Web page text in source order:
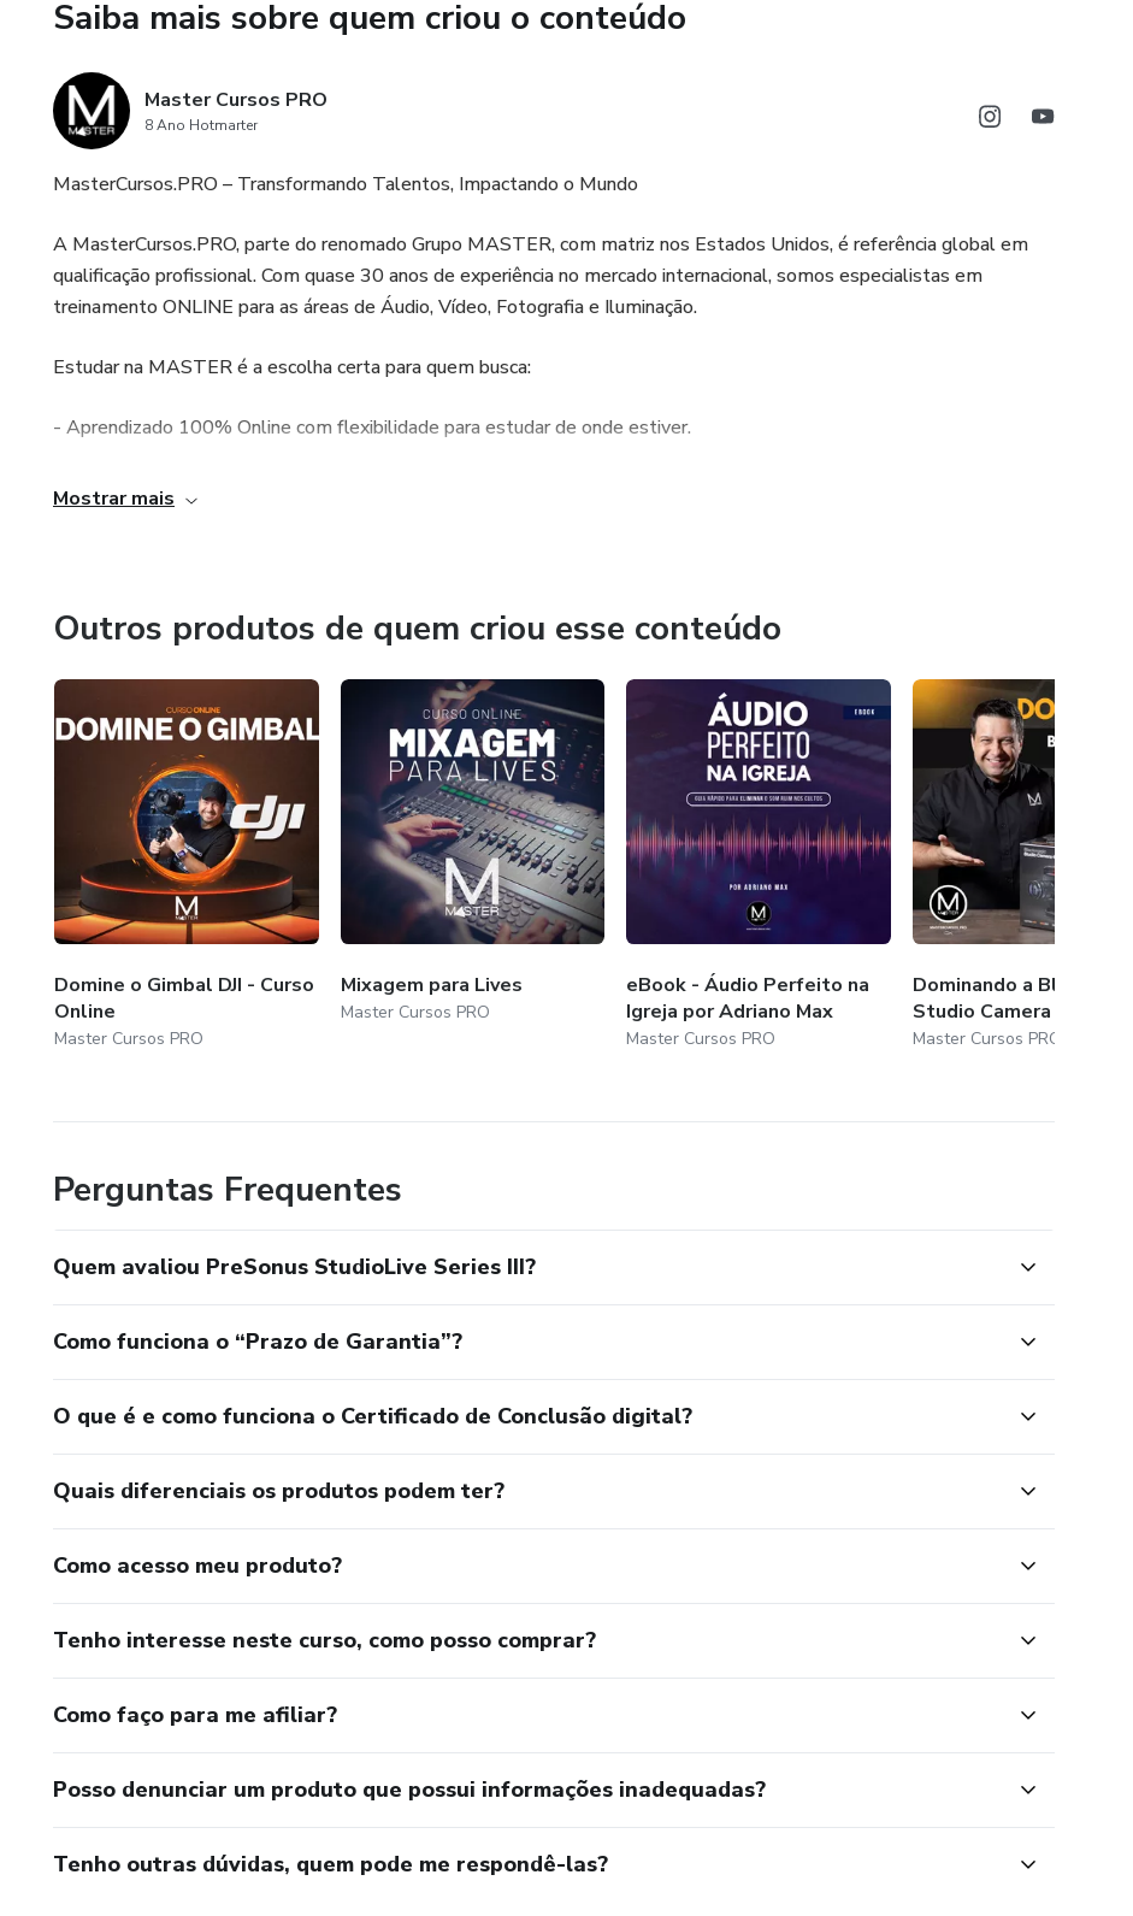
- Certificado Internacional (USA)
🎯 Para quem é este curso?
suas habilidades com a PreSonus StudioLive.
💻 Formato Online: Aprenda no seu ritmo, de qualquer lugar e tenha acesso vitalício ao
conteúdo.
MasterCursos.PRO
Saiba mais sobre quem criou o conteúdo
Master Cursos PRO
8 Ano Hotmarter
MasterCursos.PRO – Transformando Talentos, Impactando o Mundo
A MasterCursos.PRO, parte do renomado Grupo MASTER, com matriz nos Estados Unidos, é referência global em
qualificação profissional. Com quase 30 anos de experiência no mercado internacional, somos especialistas em
treinamento ONLINE para as áreas de Áudio, Vídeo, Fotografia e Iluminação.
Estudar na MASTER é a escolha certa para quem busca:
- Aprendizado 100% Online com flexibilidade para estudar de onde estiver.
- Didática Simples e Direta, você vai aprender de forma rápida e eficiente, sem enrolação.
você e ajudar no seu crescimento. Será um imenso prazer ter você como nosso aluno!
Escolha ser Master. Escolha ser referência. Seja Master você também!
Mostrar mais
Outros produtos de quem criou esse conteúdo
Domine o Gimbal DJI - Curso
Online
Master Cursos PRO
Mixagem para Lives
Master Cursos PRO
eBook - Áudio Perfeito na
Igreja por Adriano Max
Master Cursos PRO
Dominando a Blackmagic
Studio Camera 4K/6K
Master Cursos PRO
Perguntas Frequentes
Quem avaliou PreSonus StudioLive Series III?
Como funciona o “Prazo de Garantia”?
O que é e como funciona o Certificado de Conclusão digital?
Quais diferenciais os produtos podem ter?
Como acesso meu produto?
Tenho interesse neste curso, como posso comprar?
Como faço para me afiliar?
Posso denunciar um produto que possui informações inadequadas?
Tenho outras dúvidas, quem pode me respondê-las?